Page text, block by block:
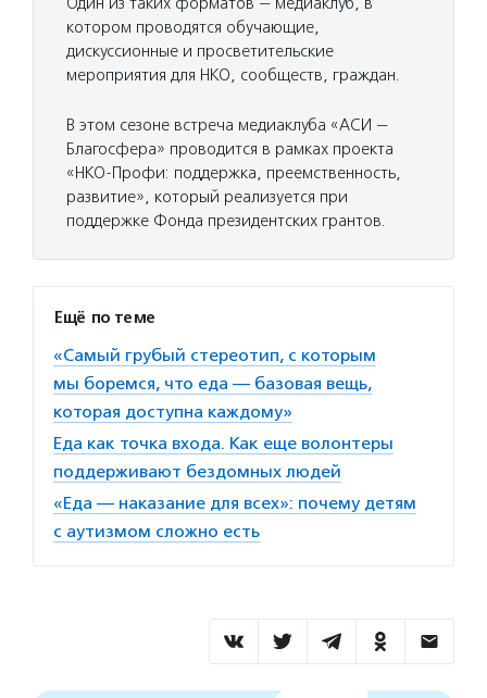
котором проводятся обучающие,
дискуссионные и просветительские
мероприятия для НКО, сообществ, граждан.
В этом сезоне встреча медиаклуба «АСИ —
Благосфера» проводится в рамках проекта
«НКО-Профи: поддержка, преемственность,
развитие», который реализуется при
поддержке Фонда президентских грантов.
Ещё по теме
«Самый грубый стереотип, с которым
мы боремся, что еда — базовая вещь,
которая доступна каждому»
Еда как точка входа. Как еще волонтеры
поддерживают бездомных людей
«Еда — наказание для всех»: почему детям
с аутизмом сложно есть